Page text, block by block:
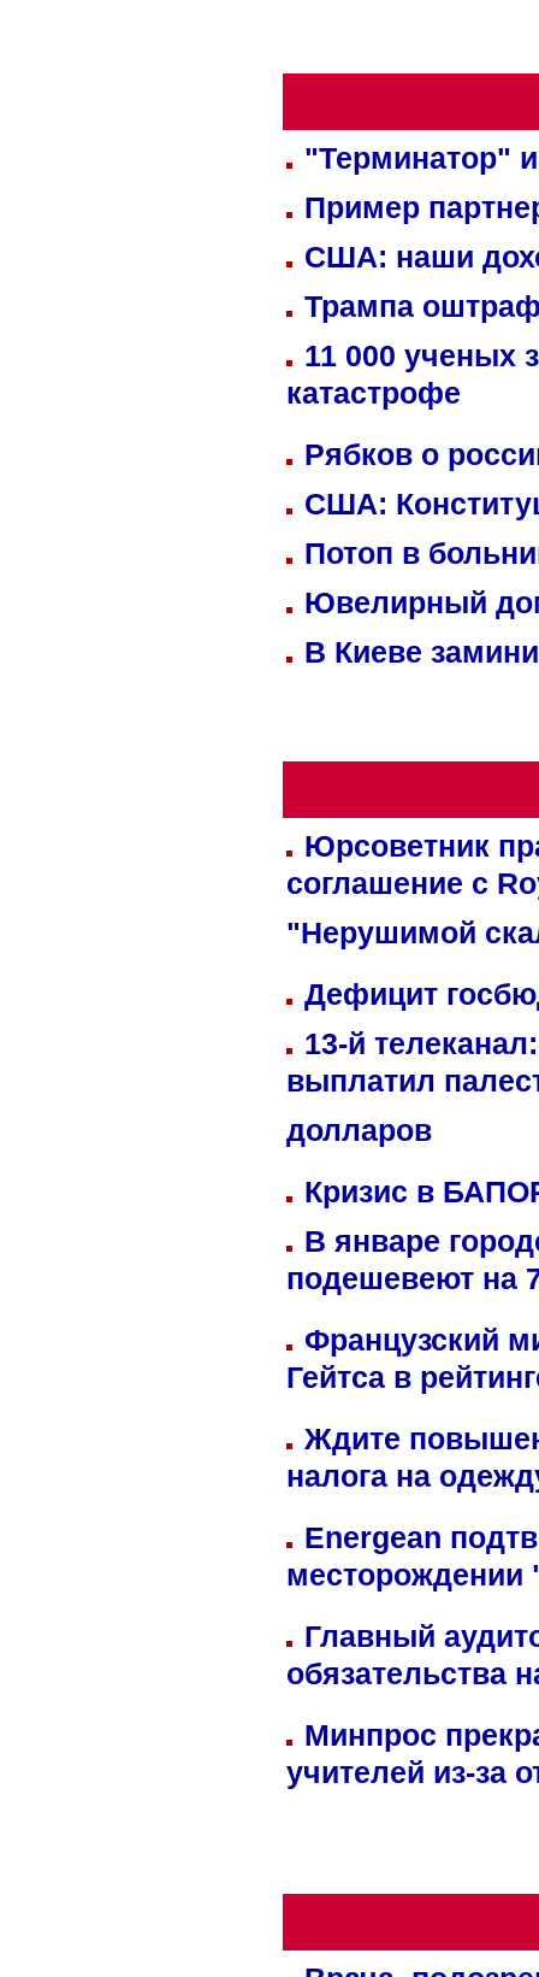
"Терминатор"
Пример
США: наши
Трампа
11 000 ученых
катастрофе
Рябков о
США:
Потоп в
Ювелирный
В Киеве
Юрсоветник
соглашение с
"Нерушимой
Дефицит
13-й
выплатил
долларов
Кризис в
В январе
подешевеют на
Французский
Гейтса в
Ждите
налога на
Energean
Главный
обязательства
Минпрос
учителей из-за